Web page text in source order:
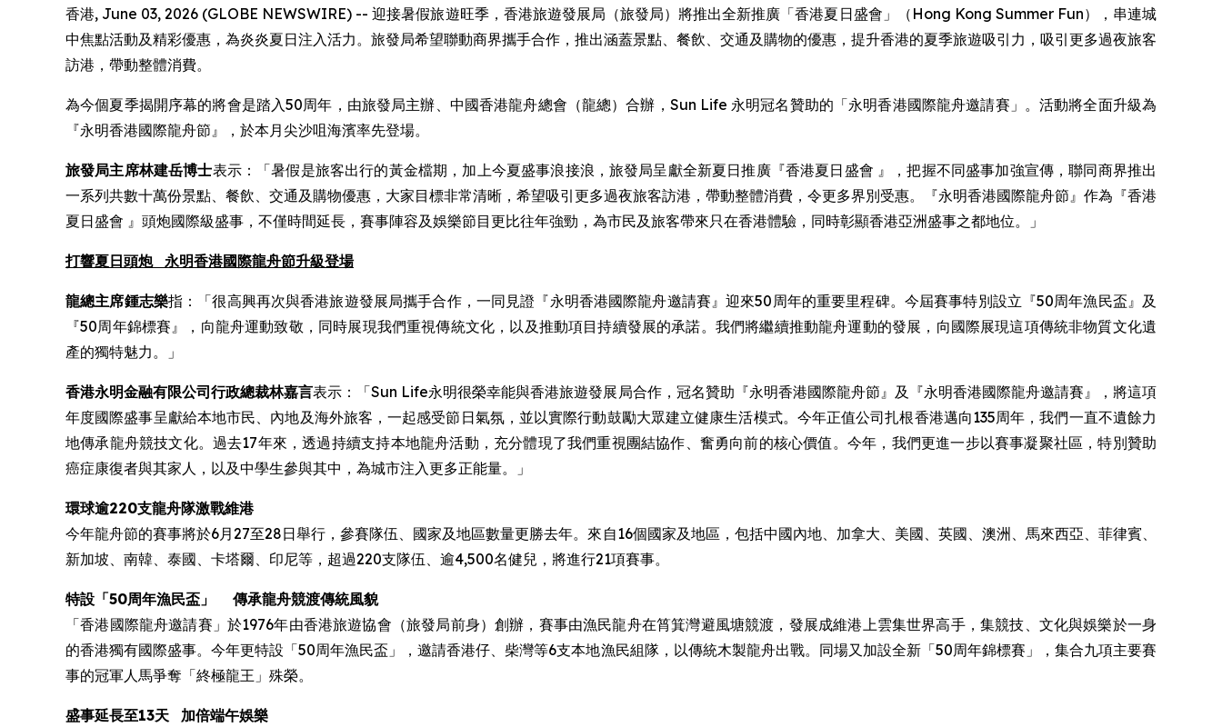
香港, June 03, 2026 (GLOBE NEWSWIRE) -- 迎接暑假旅遊旺季，香港旅遊發展局（旅發局）將推出全新推廣「香港夏日盛會」（Hong Kong Summer Fun），串連城
中焦點活動及精彩優惠，為炎炎夏日注入活力。旅發局希望聯動商界攜手合作，推出涵蓋景點、餐飲、交通及購物的優惠，提升香港的夏季旅遊吸引力，吸引更多過夜旅客
訪港，帶動整體消費。
為今個夏季揭開序幕的將會是踏入50周年，由旅發局主辦、中國香港龍舟總會（龍總）合辦，Sun Life 永明冠名贊助的「永明香港國際龍舟邀請賽」。活動將全面升級為
『永明香港國際龍舟節』，於本月尖沙咀海濱率先登場。
旅發局主席林建岳博士表示：「暑假是旅客出行的黃金檔期，加上今夏盛事浪接浪，旅發局呈獻全新夏日推廣『香港夏日盛會 』，把握不同盛事加強宣傳，聯同商界推出
一系列共數十萬份景點、餐飲、交通及購物優惠，大家目標非常清晰，希望吸引更多過夜旅客訪港，帶動整體消費，令更多界別受惠。『永明香港國際龍舟節』作為『香港
夏日盛會 』頭炮國際級盛事，不僅時間延長，賽事陣容及娛樂節目更比往年強勁，為市民及旅客帶來只在香港體驗，同時彰顯香港亞洲盛事之都地位。」
打響夏日頭炮 永明香港國際龍舟節升級登場
龍總主席鍾志樂指：「很高興再次與香港旅遊發展局攜手合作，一同見證『永明香港國際龍舟邀請賽』迎來50周年的重要里程碑。今屆賽事特別設立『50周年漁民盃』及
『50周年錦標賽』，向龍舟運動致敬，同時展現我們重視傳統文化，以及推動項目持續發展的承諾。我們將繼續推動龍舟運動的發展，向國際展現這項傳統非物質文化遺
產的獨特魅力。」
香港永明金融有限公司行政總裁林嘉言表示：「Sun Life永明很榮幸能與香港旅遊發展局合作，冠名贊助『永明香港國際龍舟節』及『永明香港國際龍舟邀請賽』，將這項
年度國際盛事呈獻給本地市民、內地及海外旅客，一起感受節日氣氛，並以實際行動鼓勵大眾建立健康生活模式。今年正值公司扎根香港邁向135周年，我們一直不遺餘力
地傳承龍舟競技文化。過去17年來，透過持續支持本地龍舟活動，充分體現了我們重視團結協作、奮勇向前的核心價值。今年，我們更進一步以賽事凝聚社區，特別贊助
癌症康復者與其家人，以及中學生參與其中，為城市注入更多正能量。」
環球逾220支龍舟隊激戰維港
今年龍舟節的賽事將於6月27至28日舉行，參賽隊伍、國家及地區數量更勝去年。來自16個國家及地區，包括中國內地、加拿大、美國、英國、澳洲、馬來西亞、菲律賓、
新加坡、南韓、泰國、卡塔爾、印尼等，超過220支隊伍、逾4,500名健兒，將進行21項賽事。
特設 「50周年漁民盃」
傳承龍舟競渡傳統風貌
「香港國際龍舟邀請賽」於1976年由香港旅遊協會（旅發局前身）創辦，賽事由漁民龍舟在筲箕灣避風塘競渡，發展成維港上雲集世界高手，集競技、文化與娛樂於一身
的香港獨有國際盛事。今年更特設「50周年漁民盃」，邀請香港仔、柴灣等6支本地漁民組隊，以傳統木製龍舟出戰。同場又加設全新「50周年錦標賽」，集合九項主要賽
事的冠軍人馬爭奪「終極龍王」殊榮。
盛事延長至13天
加倍端午娛樂